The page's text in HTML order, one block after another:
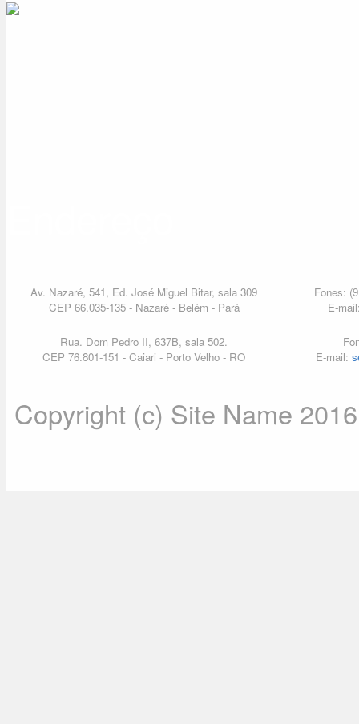
Av. Nazaré, 541, Ed. José Miguel Bitar, sala 309
CEP 66.035-135 - Nazaré - Belém - Pará
Fones:
E-
Rua. Dom Pedro II, 637B, sala 502.
CEP 76.801-151 - Caiari - Porto Velho - RO
E-mail:
Copyright (c) Site Name